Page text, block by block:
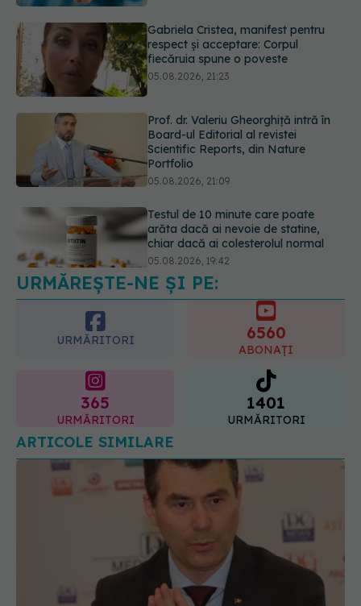
Board-ul Editorial al revistei
Scientific Reports, din Nature
Portfolio
05.08.2026, 21:09
arăta dacă ai nevoie de statine,
chiar dacă ai colesterolul normal
05.08.2026, 19:42
URMĂREȘTE-NE ȘI PE:
URMĂRITORI 6560
ABONAȚI
365
URMĂRITORI
1401
URMĂRITORI
ARTICOLE SIMILARE